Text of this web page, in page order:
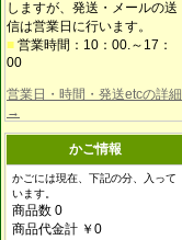
しますが、発送・メールの送
信は営業日に行います。
■ 営業時間：10：00.～17：
00
営業日・時間・発送etcの詳細
→
かご情報
かごには現在、下記の分、入って
います。
商品数 0
商品代金計 ￥0